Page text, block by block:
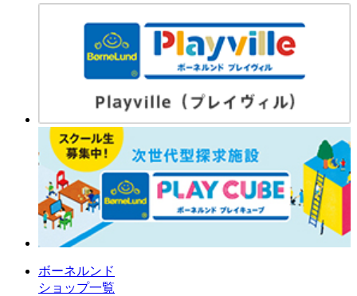
ボーネルンド
ショップ一覧